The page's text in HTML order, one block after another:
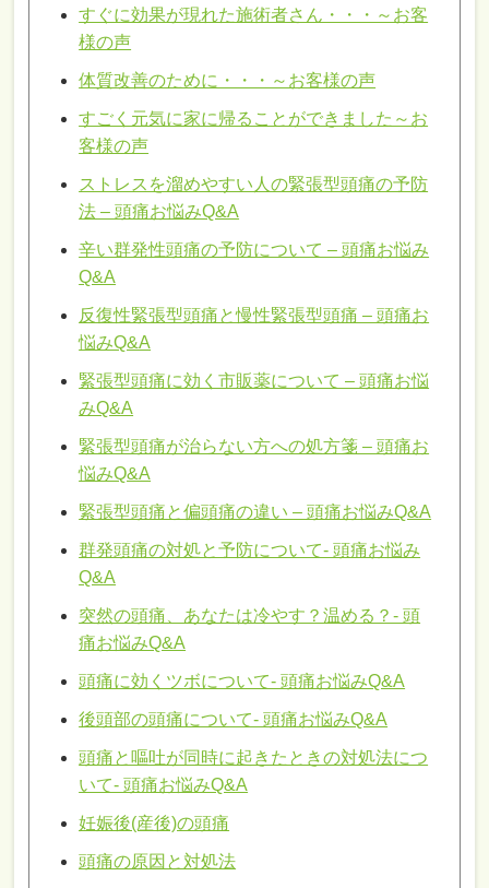
すぐに効果が現れた施術者さん・・・～お客
様の声
体質改善のために・・・～お客様の声
すごく元気に家に帰ることができました～お
客様の声
ストレスを溜めやすい人の緊張型頭痛の予防
法 – 頭痛お悩みQ&A
辛い群発性頭痛の予防について – 頭痛お悩み
Q&A
反復性緊張型頭痛と慢性緊張型頭痛 – 頭痛お
悩みQ&A
緊張型頭痛に効く市販薬について – 頭痛お悩
みQ&A
緊張型頭痛が治らない方への処方箋 – 頭痛お
悩みQ&A
緊張型頭痛と偏頭痛の違い – 頭痛お悩みQ&A
群発頭痛の対処と予防について- 頭痛お悩み
Q&A
突然の頭痛、あなたは冷やす？温める？- 頭
痛お悩みQ&A
頭痛に効くツボについて- 頭痛お悩みQ&A
後頭部の頭痛について- 頭痛お悩みQ&A
頭痛と嘔吐が同時に起きたときの対処法につ
いて- 頭痛お悩みQ&A
妊娠後(産後)の頭痛
頭痛の原因と対処法